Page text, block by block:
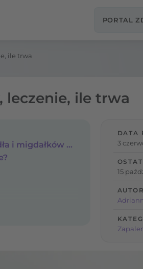
PORTAL
ile trwa
leczenie, ile trwa
Angina u dziecka, czyli ostre zapalenie gardła i migdałków podniebiennych
DATA
3
15
AUTOR